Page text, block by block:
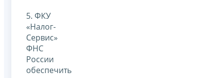
5. ФКУ
«Налог-
Сервис»
ФНС
России
обеспечить